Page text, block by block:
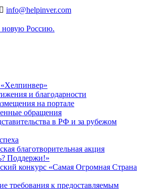
info@helpinver.com
и благодарности
на портале
обращения
в РФ и за рубежом
благотворительная акция
Поддержи!»
конкурс «Самая Огромная Страна
требования к предоставляемым